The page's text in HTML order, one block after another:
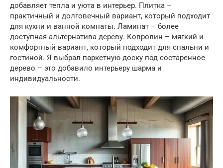
добавляет тепла и уюта в интерьер. Плитка –
практичный и долговечный вариант, который подходит
для кухни и ванной комнаты. Ламинат – более
доступная альтернатива дереву. Ковролин – мягкий и
комфортный вариант, который подходит для спальни и
гостиной. Я выбрал паркетную доску под состаренное
дерево – это добавило интерьеру шарма и
индивидуальности.